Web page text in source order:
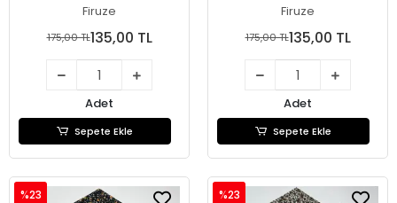
Firuze
175,00 TL135,00 TL
Adet
Sepete Ekle
Firuze
175,00 TL135,00 TL
Adet
Sepete Ekle
%23 %23